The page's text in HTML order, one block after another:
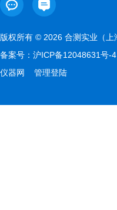
版权所有 © 2026 合测实业（
备案号： 沪ICP备12048631号-4
仪器网
管理登陆